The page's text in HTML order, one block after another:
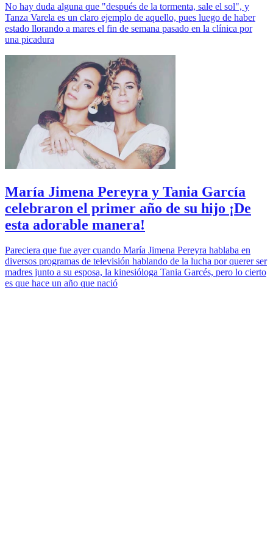
No hay duda alguna que "después de la tormenta, sale el sol", y
Tanza Varela es un claro ejemplo de aquello, pues luego de haber
estado llorando a mares el fin de semana pasado en la clínica por
una picadura
María Jimena Pereyra y Tania García
celebraron el primer año de su hijo ¡De
esta adorable manera!
Pareciera que fue ayer cuando María Jimena Pereyra hablaba en
diversos programas de televisión hablando de la lucha por querer ser
madres junto a su esposa, la kinesióloga Tania Garcés, pero lo cierto
es que hace un año que nació